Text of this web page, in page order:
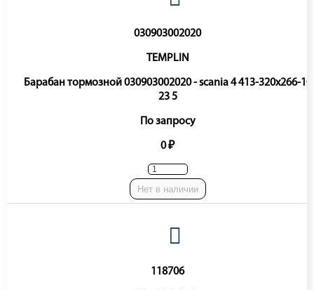
030903002020
TEMPLIN
Барабан тормозной 030903002020 - scania 4 413-320x266-10
23 5
По запросу
0 ₽
Нет в наличии
118706